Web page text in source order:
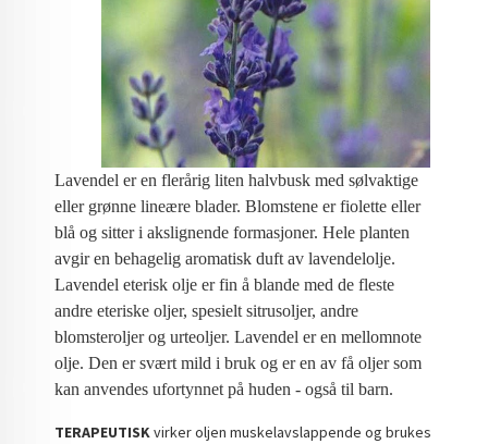
Lavendel er en flerårig liten halvbusk med sølvaktige
eller grønne lineære blader. Blomstene er fiolette eller
blå og sitter i akslignende formasjoner. Hele planten
avgir en behagelig aromatisk duft av lavendelolje.
Lavendel eterisk olje er fin å blande med de fleste
andre eteriske oljer, spesielt sitrusoljer, andre
blomsteroljer og urteoljer. Lavendel er en mellomnote
olje. Den er svært mild i bruk og er en av få oljer som
kan anvendes ufortynnet på huden - også til barn.
TERAPEUTISKvirker oljen muskelavslappende og brukes